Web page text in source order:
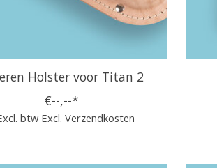
Holster voor Titan 2
€--,--*
btw Excl.Verzendkosten